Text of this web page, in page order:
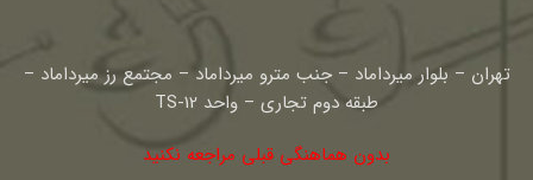
تهران – بلوار میرداماد – جنب مترو میرداماد – مجتمع رز میرداماد –
طبقه دوم تجاری – واحد TS-12
بدون هماهنگی قبلی مراجعه نکنید